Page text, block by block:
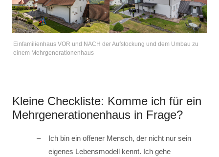
Einfamilienhaus VOR und NACH der Aufstockung und dem Umbau zu
einem Mehrgenerationenhaus
Kleine Checkliste: Komme ich für ein
Mehrgenerationenhaus in Frage?
Ich bin ein offener Mensch, der nicht nur sein
eigenes Lebensmodell kennt. Ich gehe